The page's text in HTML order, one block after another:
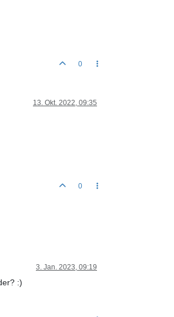
0
13. Okt. 2022, 09:35
0
3. Jan. 2023, 09:19
:)